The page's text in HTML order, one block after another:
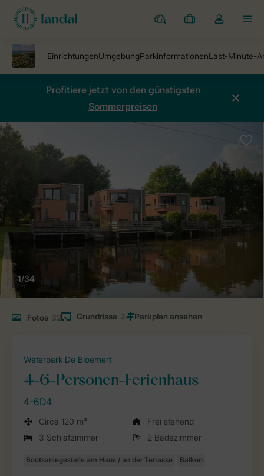
Ferienparks
Meine
Dropdown-
öffnen
Profitiere jetzt von den günstigsten
Sommerpreisen
1/34
Fotos 32 Grundrisse 2
Waterpark De Bloemert
4-6-Personen-Ferienhaus
4-6D4
Circa 120 m²
Frei stehend
3 Schlafzimmer
2 Badezimmer